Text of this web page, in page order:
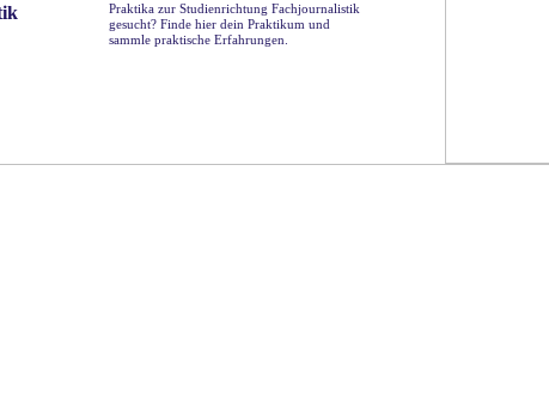
Praktika zur Studienrichtung Fachjournalistik
gesucht? Finde hier dein Praktikum und
sammle praktische Erfahrungen.